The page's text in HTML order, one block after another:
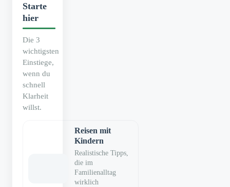
Starte
hier
Die 3
wichtigsten
Einstiege,
wenn du
schnell
Klarheit
willst.
Reisen mit
Kindern
Realistische Tipps,
die im
Familienalltag
wirklich